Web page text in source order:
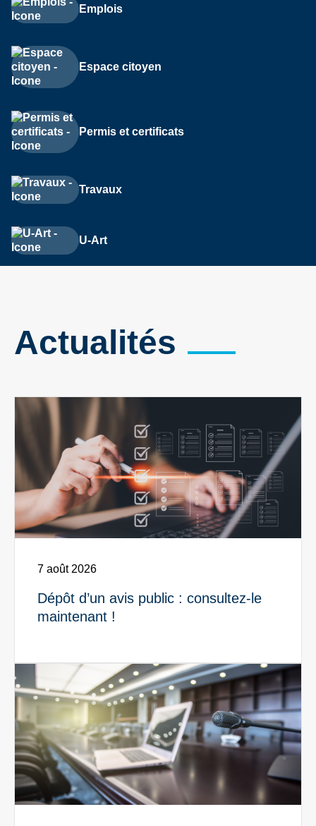
Emplois
Espace citoyen
Permis et certificats
Travaux
U-Art
Actualités
7 août 2026
Dépôt d’un avis public : consultez-le
maintenant !